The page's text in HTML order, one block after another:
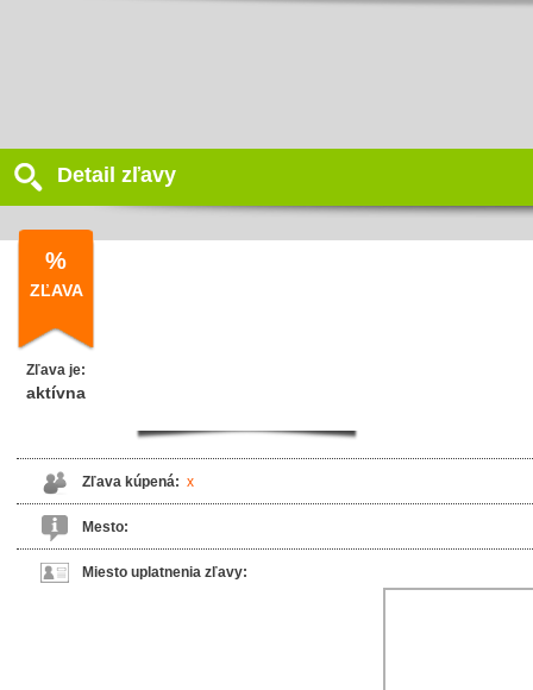
Detail zľavy
%
ZĽAVA
Zľava je:
aktívna
Zľava kúpená: x
Mesto:
Miesto uplatnenia zľavy: